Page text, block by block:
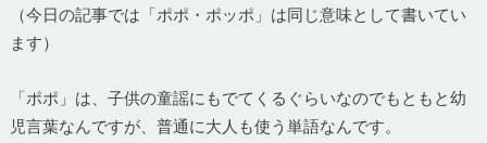
（今日の記事では「ポポ・ポッポ」は同じ意味として書いてい
ます）
「ポポ」は、子供の童謡にもでてくるぐらいなのでもともと幼
児言葉なんですが、普通に大人も使う単語なんです。